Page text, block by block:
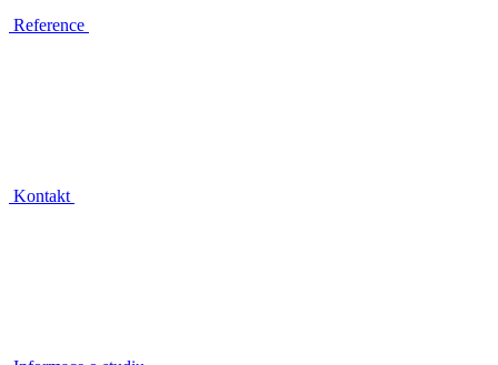
Reference
Kontakt